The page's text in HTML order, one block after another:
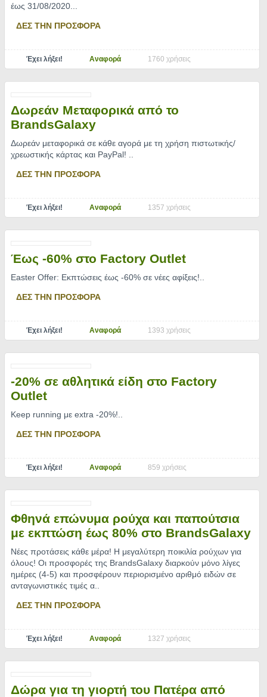
έως 31/08/2020.
ΔΕΣ ΤΗΝ ΠΡΟΣΦΟΡΑ
Έχει λήξει! Αναφορά 1760 χρήσεις
Δωρεάν Μεταφορικά από το
BrandsGalaxy
Δωρεάν μεταφορικά σε κάθε αγορά με τη χρήση πιστωτικής/
χρεωστικής κάρτας και PayPal!
ΔΕΣ ΤΗΝ ΠΡΟΣΦΟΡΑ
Έχει λήξει! Αναφορά 1357 χρήσεις
Έως -60% στο Factory Outlet
Easter Offer: Εκπτώσεις έως -60% σε νέες αφίξεις!
ΔΕΣ ΤΗΝ ΠΡΟΣΦΟΡΑ
Έχει λήξει! Αναφορά 1393 χρήσεις
-20% σε αθλητικά είδη στο Factory
Outlet
Keep running με extra -20%!
ΔΕΣ ΤΗΝ ΠΡΟΣΦΟΡΑ
Έχει λήξει! Αναφορά 859 χρήσεις
Φθηνά επώνυμα ρούχα και παπούτσια
με εκπτώση έως 80% στο BrandsGalaxy
Νέες προτάσεις κάθε μέρα! H μεγαλύτερη ποικιλία ρούχων για
όλους! Οι προσφορές της ΒrandsGalaxy διαρκούν μόνο λίγες
ημέρες (4-5) και προσφέρουν περιορισμένο αριθμό ειδών σε
ανταγωνιστικές τιμές α..
ΔΕΣ ΤΗΝ ΠΡΟΣΦΟΡΑ
Έχει λήξει! Αναφορά 1327 χρήσεις
Δώρα για τη γιορτή του Πατέρα από